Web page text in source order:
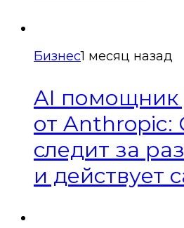
Бизнес1 месяц назад
AI помощник
от Anthropic:
следит за
и действует